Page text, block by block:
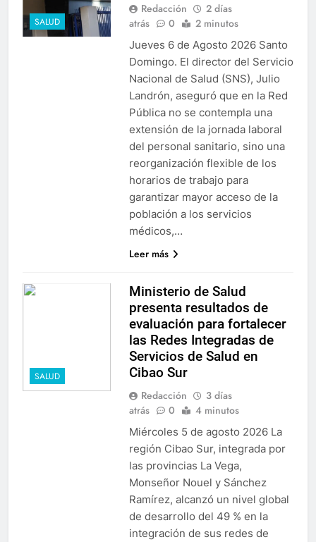
SALUD
Redacción
2 días
atrás
0 2 minutos
Jueves 6 de Agosto 2026 Santo
Domingo. El director del Servicio
Nacional de Salud (SNS), Julio
Landrón, aseguró que en la Red
Pública no se contempla una
extensión de la jornada laboral
del personal sanitario, sino una
reorganización flexible de los
horarios de trabajo para
garantizar mayor acceso de la
población a los servicios
médicos,…
Leer más
SALUD
Ministerio de Salud
presenta resultados de
evaluación para fortalecer
las Redes Integradas de
Servicios de Salud en
Cibao Sur
Redacción
3 días
atrás
0 4 minutos
Miércoles 5 de agosto 2026 La
región Cibao Sur, integrada por
las provincias La Vega,
Monseñor Nouel y Sánchez
Ramírez, alcanzó un nivel global
de desarrollo del 49 % en la
integración de sus redes de